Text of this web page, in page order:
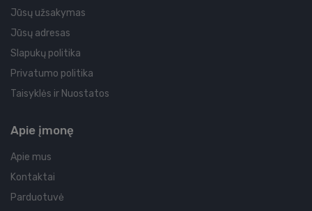
Jūsų užsakymas
Jūsų adresas
Slapukų politika
Privatumo politika
Taisyklės ir Nuostatos
Apie įmonę
Apie mus
Kontaktai
Parduotuvė